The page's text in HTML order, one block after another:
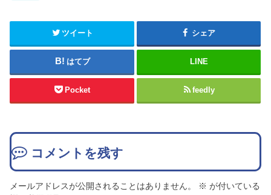
ツイート シェア
はてブ LINE
Pocket feedly
コメントを残す
メールアドレスが公開されることはありません。 ※ が付いている